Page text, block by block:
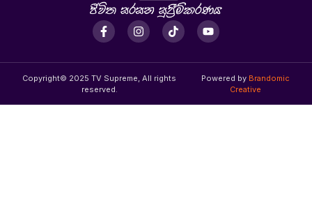
Copyright© 2025 TV Supreme, All rights
reserved.
Powered by Brandomic
Creative